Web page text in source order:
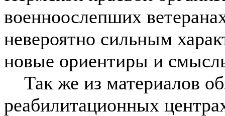
военноослепших
невероятно сильным
новые ориентиры и
Так же из материалов
реабилитационных